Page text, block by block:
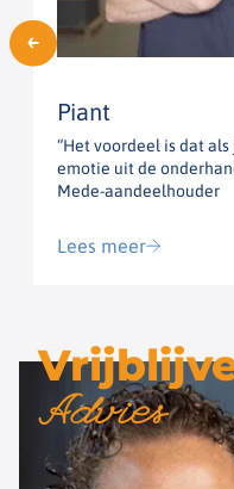
Piant
“Het voordeel is dat
emotie uit de
Mede-aandeelhouder
Lees meer
Advies